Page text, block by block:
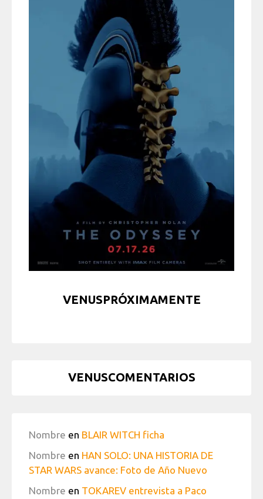
VENUSPRÓXIMAMENTE
VENUSCOMENTARIOS
Nombre en BLAIR WITCH ficha
Nombre en HAN SOLO: UNA HISTORIA DE
STAR WARS avance: Foto de Año Nuevo
Nombre en TOKAREV entrevista a Paco